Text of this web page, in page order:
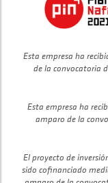
Esta empresa ha
de la convocatoria
Esta empresa ha
amparo de la
El proyecto de
sido cofinanciado